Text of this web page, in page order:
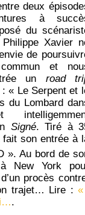
deux
à
du
Xavier
de
et
un road
« Le Serpent et
du Lombard
Signé. Tiré à
son entrée à
». Au bord de
New York
procès
trajet… Lire :
.